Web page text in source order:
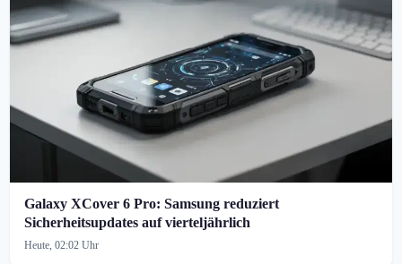
Galaxy XCover 6 Pro: Samsung reduziert
Sicherheitsupdates auf vierteljährlich
Heute, 02:02 Uhr